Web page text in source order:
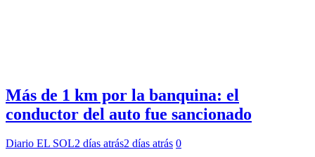
Más de 1 km por la banquina: el
conductor del auto fue sancionado
Diario EL SOL2 días atrás2 días atrás 0